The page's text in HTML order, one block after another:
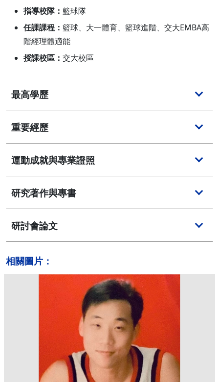
指導校隊： 籃球隊
任課課程： 籃球、大一體育、籃球進階、交大EMBA高
階經理體適能
授課校區： 交大校區
最高學歷
重要經歷
運動成就與專業證照
研究著作與專書
研討會論文
相關圖片：